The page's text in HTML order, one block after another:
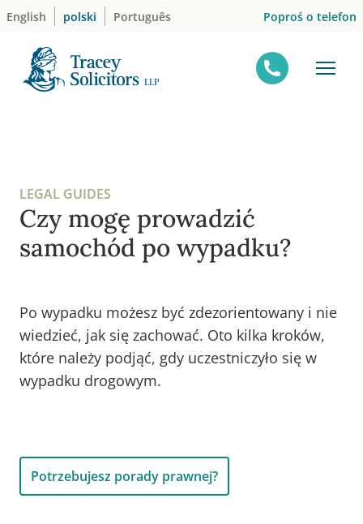
Skip
content
English polski Português Poproś o telefon
LEGAL GUIDES
Czy mogę prowadzić
samochód po wypadku?
Po wypadku możesz być zdezorientowany i nie
wiedzieć, jak się zachować. Oto kilka kroków,
które należy podjąć, gdy uczestniczyło się w
wypadku drogowym.
Potrzebujesz porady prawnej?